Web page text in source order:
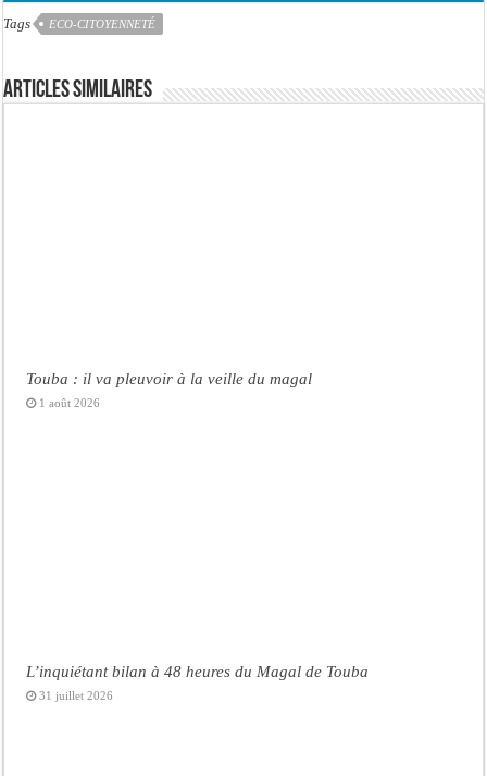
Tags ECO-CITOYENNETÉ
Articles similaires
Touba : il va pleuvoir à la veille du magal
1 août 2026
L’inquiétant bilan à 48 heures du Magal de Touba
31 juillet 2026